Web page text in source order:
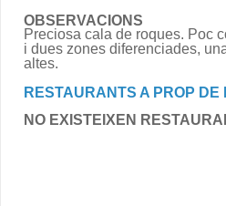
OBSERVACIONS
Preciosa cala de roques. Poc
i dues zones diferenciades,
altes.
RESTAURANTS A PROP DE
NO EXISTEIXEN